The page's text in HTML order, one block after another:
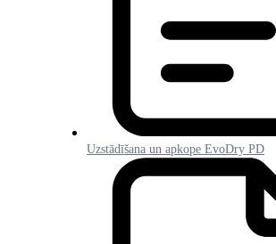
Uzstādīšana un apkope EvoDry PD